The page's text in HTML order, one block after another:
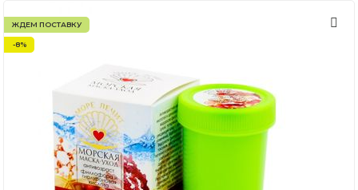
ЖДЕМ ПОСТАВКУ
-8%